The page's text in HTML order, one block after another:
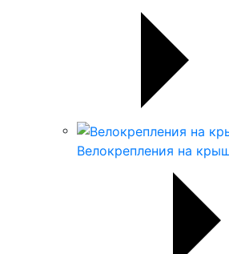
Велокрепления на